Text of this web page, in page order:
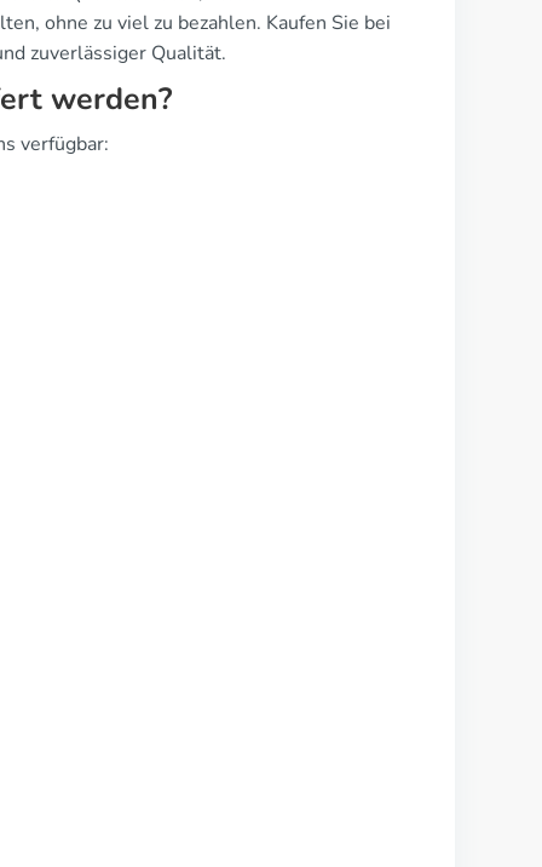
ohne zu viel zu bezahlen. Kaufen Sie bei
zuverlässiger Qualität.
werden?
verfügbar: